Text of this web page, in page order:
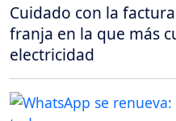
Cuidado con la
franja en la que más
electricidad